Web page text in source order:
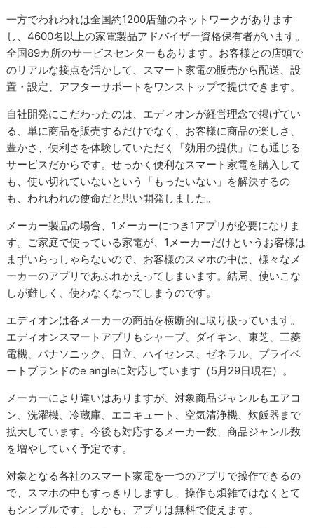
一方でわれわれは全国約1200店舗のネットワークがあります
し、4600名以上の家電製品アドバイザー資格保有者がいます。
全国89カ所のサービスセンターもあります。お客様との店頭で
のリアルな接点を活かして、スマート家電の販売から配送、設
置・設定、アフターサポートをワンストップで提供できます。
自社開発にこだわったのは、エディオンが経営理念で掲げてい
る、単に商品を販売するだけでなく、お客様に商品の楽しさ、
豊かさ、便利さを体験していただく「効用の提供」にも通じる
サービスだからです。せっかく便利なスマート家電を購入して
も、使い切れていないという「もったいない」を解決するの
も、われわれの使命だと思い開発しました。
メーカー製品の場合、1メーカーにつき1アプリが必要になりま
す。ご家庭で使っている家電が、1メーカーだけというお客様は
まずいらっしゃらないので、お客様のスマホの中は、様々なメ
ーカーのアプリであふれかえってしまいます。結局、使いこな
しが難しく、使わなくなってしまうのです。
エディオンは各メーカーの商品を横断的に取り扱っています。
エディオンスマートアプリもシャープ、ダイキン、東芝、三菱
電機、パナソニック、日立、ハイセンス、ゼネラル、プライベ
ートブランドのe angleに対応しています（5月29日現在）。
メーカーにより違いはありますが、対象商品ジャンルもエアコ
ン、洗濯機、冷蔵庫、エコキュート、空気清浄機、炊飯器まで
拡大しています。今後も対応するメーカー数、商品ジャンル数
を増やしていく予定です。
対象となる各社のスマート家電を一つのアプリで操作できるの
で、スマホの中もすっきりしますし、操作も煩雑ではなくとて
もシンプルです。しかも、アプリは無料で使えます。